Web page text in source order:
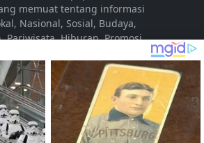
memuat tentang informasi
Nasional, Sosial, Budaya,
Pariwisata, Hiburan, Promosi,
Video, Musik yang disajikan
Jepara Indonesia. Namun
waktu dalam
diharapkan dapat menjangkau
Nasional